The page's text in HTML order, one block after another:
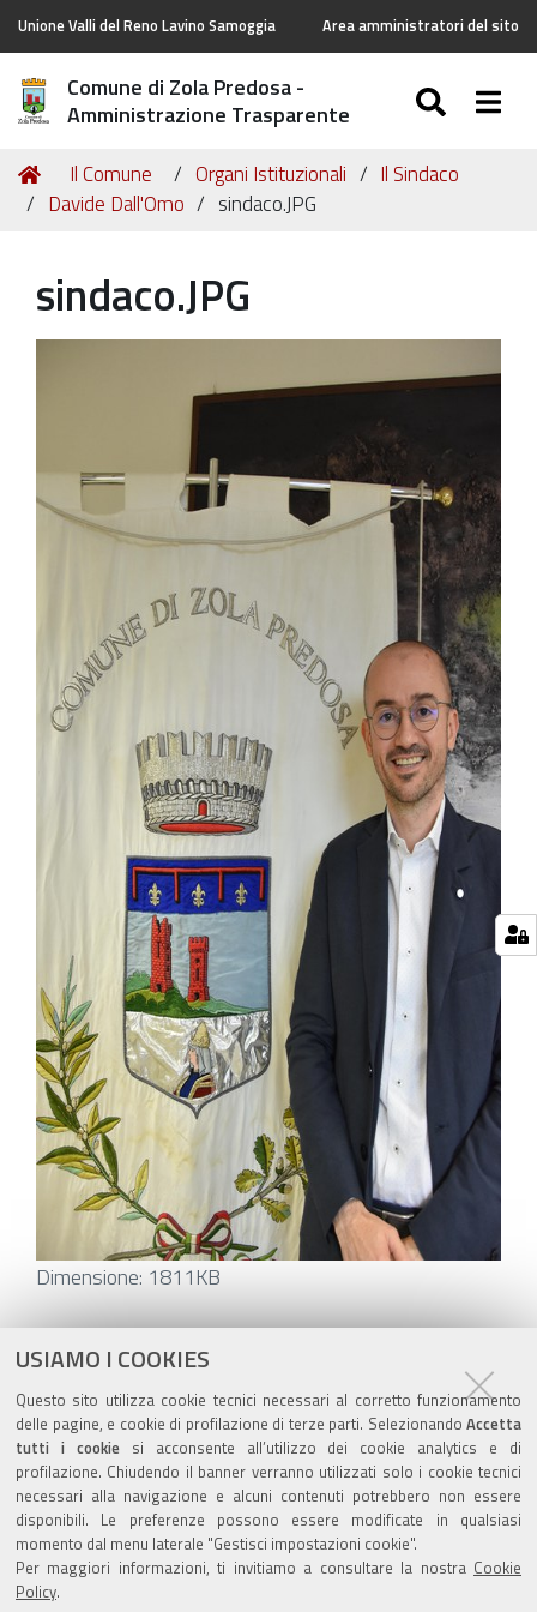
USIAMO I COOKIES
Questo sito utilizza cookie tecnici necessari al corretto funzionamento
delle pagine, e cookie di profilazione di terze parti. Selezionando Accetta
tutti i cookiesi acconsente all’utilizzo dei cookie analytics e di
profilazione. Chiudendo il banner verranno utilizzati solo i cookie tecnici
necessari alla navigazione e alcuni contenuti potrebbero non essere
disponibili. Le preferenze possono essere modificate in qualsiasi
momento dal menu laterale "Gestisci impostazioni cookie".
Per maggiori informazioni, ti invitiamo a consultare la nostra Cookie
Policy.
Unione Valli del Reno Lavino Samoggia Area amministratori del sito
Comune di Zola Predosa -
Amministrazione Trasparente
Tu
sei
Home
Il Comune Organi Istituzionali
Il Sindaco
Davide Dall'Omo
sindaco.JPG
sindaco.JPG
Clicca
l'immagine
alle
dimensioni
originali…
Dimensione: 1811KB
Azioni
sul
documento
ultima modifica 27/06/2024
Valuta questo sito